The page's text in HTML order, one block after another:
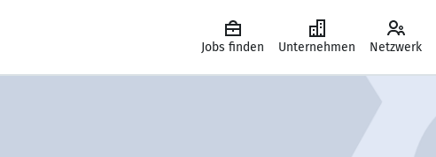
Jobs finden Unternehmen Netzwerk